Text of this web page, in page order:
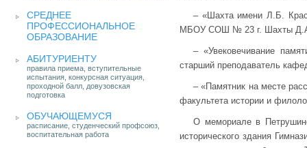
СРЕДНЕЕ
ПРОФЕССИОНАЛЬНОЕ
ОБРАЗОВАНИЕ
АБИТУРИЕНТУ
правила приема, вступительные
испытания, конкурсная ситуация,
проходной балл, довузовская
подготовка
ОБУЧАЮЩЕМУСЯ
расписание, студенческий профсоюз,
воспитательная работа
– «Шахта имени Л.Б.
МБОУ СОШ № 23 г. Шахты
– «Увековечивание
старший преподаватель
– «Памятник на месте
факультета истории и
О мемориале в
исторического здания